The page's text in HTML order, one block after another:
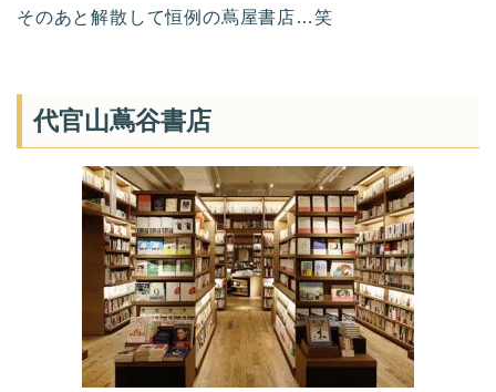
そのあと解散して恒例の蔦屋書店…笑
代官山蔦谷書店